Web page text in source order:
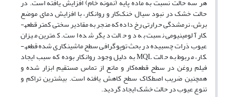
هر سه حالت نسبت به ماده پایه (نمونه خام) افزایش یافته است. در
حالت خشک در نبود سیال خنک‌کار و روانکار، با افزایش دمای موضع
برش، نرم­شدگی حرارتی رخ داده که منجر به مقادیر سختی کمتر قطعه­
کار آلومینیومی نسبت به دو حالت دیگر شده است. کمترین میزان
عیوب ذرات ‌چسبیده در بحث توپوگرافی سطح ماشینکاری شده قطعه­
کار، مربوط به حالت MQL به‌ دلیل وجود روانکار بوده که سبب ایجاد
فیلم روغن در سطح قطعه‌کار و مانع از تماس مستقیم ابزار شده و
همچنین ضریب اصطکاک سطح کاهش یافته است. بیشترین تراکم و
تنوع عیوب در حالت خشک ایجاد گردید.